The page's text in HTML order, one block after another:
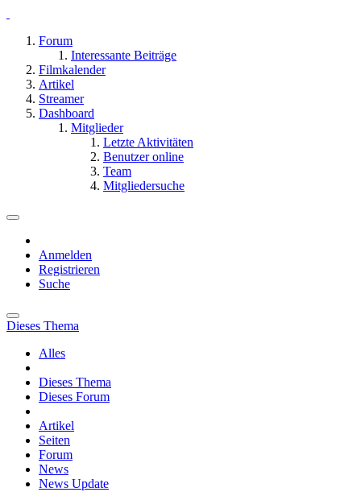
Forum
Interessante Beiträge
Filmkalender
Artikel
Streamer
Dashboard
Mitglieder
Letzte Aktivitäten
Benutzer online
Team
Mitgliedersuche
Anmelden
Registrieren
Suche
Dieses Thema
Alles
Dieses Thema
Dieses Forum
Artikel
Seiten
Forum
News
News Update